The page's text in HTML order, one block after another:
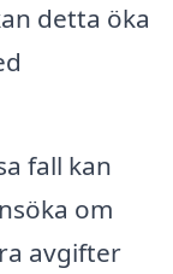
detta öka
fall kan
om
avgifter